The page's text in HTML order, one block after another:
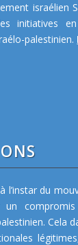
israélien
initiatives
palestinien.
l’instar du
un
Cela